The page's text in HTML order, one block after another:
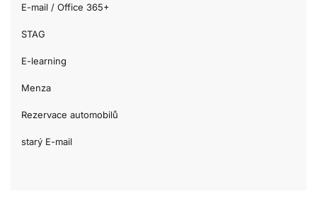
E-mail / Office 365+
STAG
E-learning
Menza
Rezervace automobilů
starý E-mail